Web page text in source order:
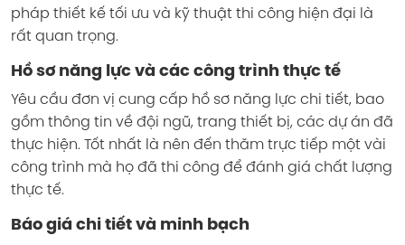
pháp thiết kế tối ưu và kỹ thuật thi công hiện đại là
rất quan trọng.
Hồ sơ năng lực và các công trình thực tế
Yêu cầu đơn vị cung cấp hồ sơ năng lực chi tiết, bao
gồm thông tin về đội ngũ, trang thiết bị, các dự án đã
thực hiện. Tốt nhất là nên đến thăm trực tiếp một vài
công trình mà họ đã thi công để đánh giá chất lượng
thực tế.
Báo giá chi tiết và minh bạch